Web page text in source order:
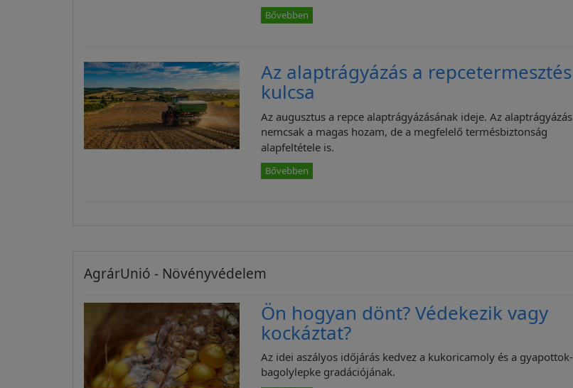
Bővebben
Az alaptrágyázás a repcetermesztés
kulcsa
Az augusztus a repce alaptrágyázásának ideje. Az alaptrágyázás
nemcsak a magas hozam, de a megfelelő termésbiztonság
alapfeltétele is.
Bővebben
AgrárUnió - Növényvédelem
Ön hogyan dönt? Védekezik vagy
kockáztat?
Az idei aszályos időjárás kedvez a kukoricamoly és a gyapottok-
bagolylepke gradációjának.